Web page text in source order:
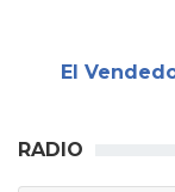
El
RADIO